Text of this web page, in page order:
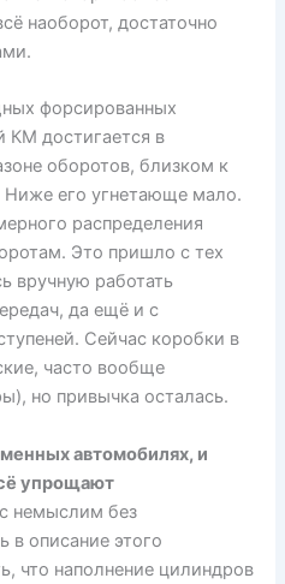
наоборот, достаточно
форсированных
КМ достигается в
оборотов, близком к
его угнетающе мало.
распределения
Это пришло с тех
вручную работать
да ещё и с
Сейчас коробки в
часто вообще
но привычка осталась.
автомобилях, и
упрощают
немыслим без
в описание этого
что наполнение цилиндров